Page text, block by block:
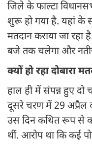
जिले के फाल्टा
शुरू हो गया है. यहां के
मतदान कराया जा
बजे तक चलेगा और
क्यों हो रहा दोबारा
हाल ही में संपन्न हुए दो
दूसरे चरण में 29 अप्रैल
उस दिन कथित रूप से
थीं. आरोप था कि कई